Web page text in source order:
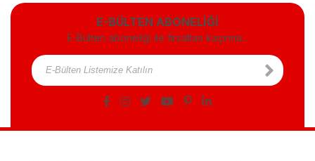
E-BÜLTEN ABONELİĞİ
E-Bülten aboneliği ile fırsatları kaçırma...